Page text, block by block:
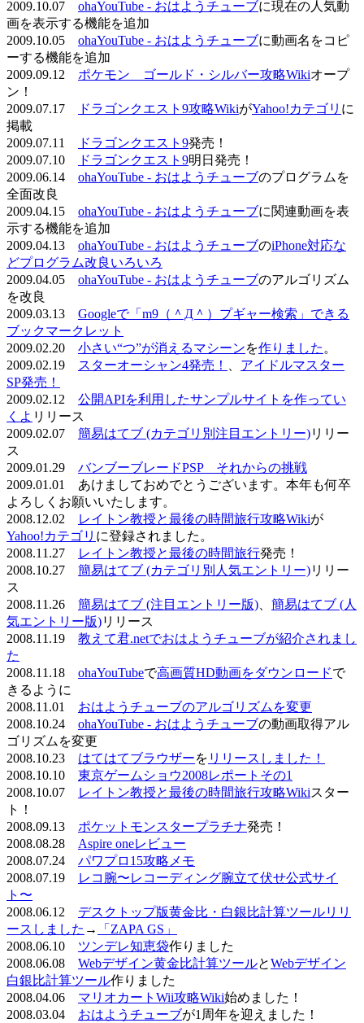
2009.10.07 ohaYouTube - おはようチューブに現在の人気動
画を表示する機能を追加
2009.10.05 ohaYouTube - おはようチューブに動画名をコピ
ーする機能を追加
2009.09.12 ポケモン ゴールド・シルバー攻略Wikiオープ
ン！
2009.07.17
ドラゴンクエスト9攻略WikiがYahoo!カテゴリ に
掲載
2009.07.11
ドラゴンクエスト9発売！
2009.07.10
ドラゴンクエスト9明日発売！
2009.06.14 ohaYouTube - おはようチューブのプログラムを
全面改良
2009.04.15 ohaYouTube - おはようチューブに関連動画を表
示する機能を追加
2009.04.13 ohaYouTube - おはようチューブのiPhone対応な
どプログラム改良いろいろ
2009.04.05 ohaYouTube - おはようチューブのアルゴリズム
を改良
2009.03.13 Googleで「m9（＾Д＾）プギャー検索」できる
ブックマークレット
2009.02.20 小さい“つ”が消えるマシーンを作りました 。
2009.02.19
スターオーシャン4発売！
アイドルマスター
SP発売！
2009.02.12 公開APIを利用したサンプルサイトを作ってい
くよ リリース
2009.02.07 簡易はてブ (カテゴリ別注目エントリー)リリー
ス
2009.01.29 バンブーブレードPSP それからの挑戦
2009.01.01 あけましておめでとうございます。本年も何卒
よろしくお願いいたします。
2008.12.02
レイトン教授と最後の時間旅行攻略Wikiが
Yahoo!カテゴリ に登録されました。
2008.11.27
レイトン教授と最後の時間旅行発売！
2008.10.27 簡易はてブ (カテゴリ別人気エントリー)リリー
ス
2008.11.26 簡易はてブ (注目エントリー版)
簡易はてブ (人
気エントリー版)リリース
2008.11.19 教えて君.netでおはようチューブが紹介されまし
た
2008.11.18 ohaYouTubeで高画質HD動画をダウンロードで
きるように
2008.11.01 おはようチューブのアルゴリズムを変更
2008.10.24 ohaYouTube - おはようチューブの動画取得アル
ゴリズムを変更
2008.10.23 はてはてブラウザーを リリースしました！
2008.10.10 東京ゲームショウ2008レポートその1
2008.10.07
レイトン教授と最後の時間旅行攻略Wikiスター
ト！
2008.09.13 ポケットモンスタープラチナ発売！
2008.08.28 Aspire oneレビュー
2008.07.24 パワプロ15攻略メモ
2008.07.19
レコ腕〜レコーディング腕立て伏せ公式サイ
ト〜
2008.06.12 デスクトップ版黄金比・白銀比計算ツールリリ
ースしました →
「ZAPA GS」
2008.06.10 ツンデレ知恵袋作りました
2008.06.08 Webデザイン黄金比計算ツールとWebデザイン
白銀比計算ツール作りました
2008.04.06 マリオカートWii攻略Wiki始めました！
2008.03.04 おはようチューブが1周年を迎えました！